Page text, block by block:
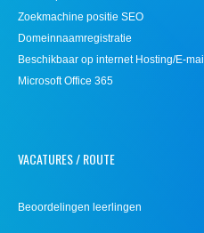
Zoekmachine positie SEO
Domeinnaamregistratie
Beschikbaar op internet Hosting/E-
Microsoft Office 365
VACATURES / ROUTE
Beoordelingen leerlingen